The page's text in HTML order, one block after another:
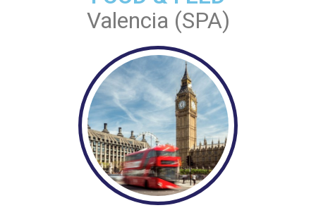
Valencia (SPA)